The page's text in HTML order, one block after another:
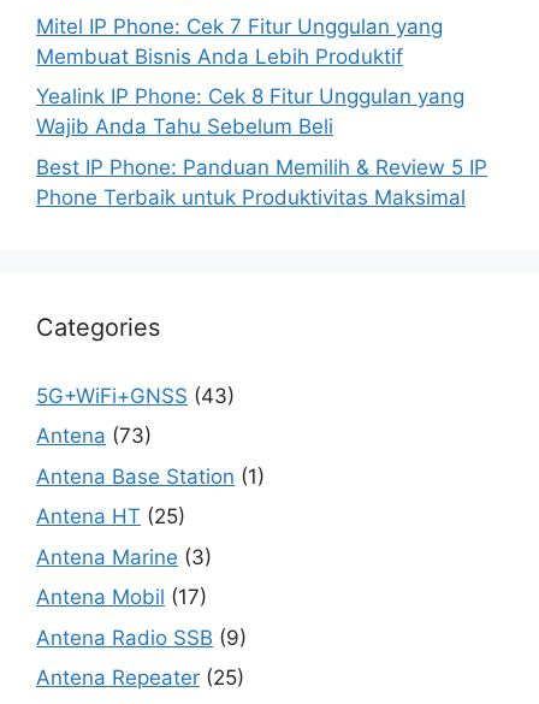
Mitel IP Phone: Cek 7 Fitur Unggulan yang
Membuat Bisnis Anda Lebih Produktif
Yealink IP Phone: Cek 8 Fitur Unggulan yang
Wajib Anda Tahu Sebelum Beli
Best IP Phone: Panduan Memilih & Review 5 IP
Phone Terbaik untuk Produktivitas Maksimal
Categories
5G+WiFi+GNSS (43)
Antena (73)
Antena Base Station (1)
Antena HT (25)
Antena Marine (3)
Antena Mobil (17)
Antena Radio SSB (9)
Antena Repeater (25)